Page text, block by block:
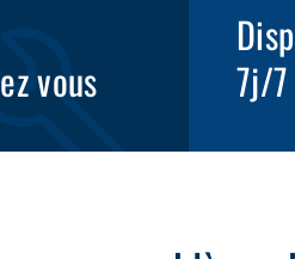
vous
7j/